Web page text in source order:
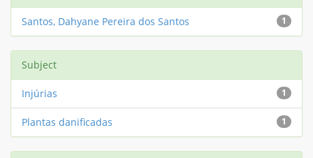
1
Santos, Dahyane Pereira dos Santos
Subject
1
Injúrias
1
Plantas danificadas